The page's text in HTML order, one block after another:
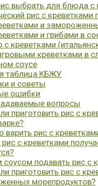
выбрать для блюда с
рис с креветками
и
и грибами в
с креветками
креветками в
соусе
таблица КБЖУ
и советы
ошибки
вопросы
приготовить рис с
варить рис с
с креветками
соусом подавать рис с
приготовить рис с
морепродуктов?